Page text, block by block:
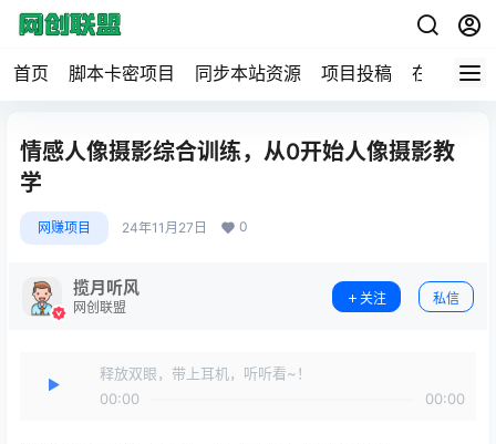
首页 脚本卡密项目 同步本站资源 项目投稿 在线工具
情感人像摄影综合训练，从0开始人像摄影教
学
网赚项目 24年11月27日 0
揽月听风
网创联盟
关注 私信
释放双眼，带上耳机，听听看~！
00:00
00:00